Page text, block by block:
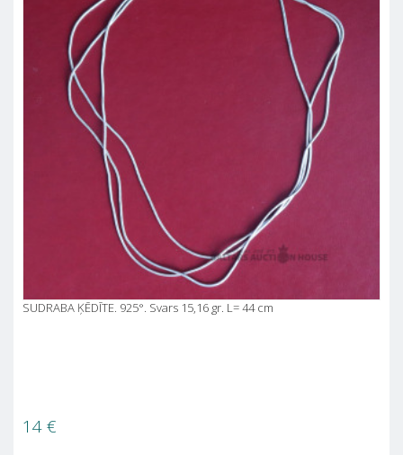
SUDRABA ĶĒDĪTE. 925°. Svars 15,16 gr. L= 44 cm
14€